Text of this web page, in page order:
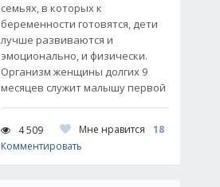
семьях, в которых к
беременности готовятся, дети
лучше развиваются и
эмоционально, и физически.
Организм женщины долгих 9
месяцев служит малышу первой
4 509 Мне нравится
18
Комментировать